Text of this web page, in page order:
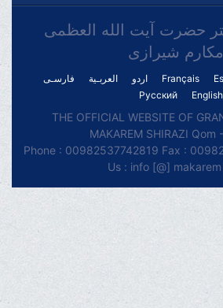
حضرت آیت الله العظمی
مکارم شیرازی
فارسـی العربـیة اردو Français
Русский
English
THE OFFICIAL WEBSITE OF
MAKAREM SHIRAZI Qom
Phone : 00982537742819 Fax :
Us : info [@]